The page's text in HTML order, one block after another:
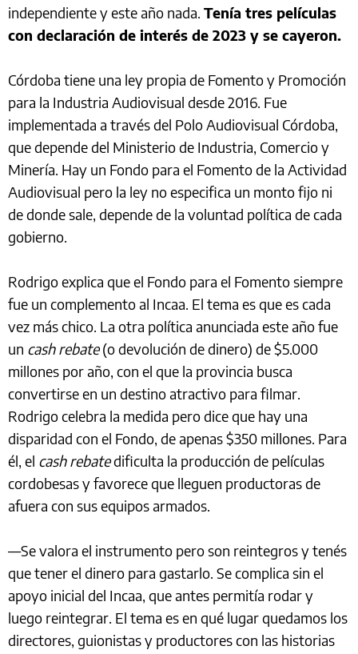
independiente y este año nada. Tenía tres películas
con declaración de interés de 2023 y se cayeron.
Córdoba tiene una ley propia de Fomento y Promoción
para la Industria Audiovisual desde 2016. Fue
implementada a través del Polo Audiovisual Córdoba,
que depende del Ministerio de Industria, Comercio y
Minería. Hay un Fondo para el Fomento de la Actividad
Audiovisual pero la ley no especifica un monto fijo ni
de donde sale, depende de la voluntad política de cada
gobierno.
Rodrigo explica que el Fondo para el Fomento siempre
fue un complemento al Incaa. El tema es que es cada
vez más chico. La otra política anunciada este año fue
un cash rebate(o devolución de dinero) de $5.000
millones por año, con el que la provincia busca
convertirse en un destino atractivo para filmar.
Rodrigo celebra la medida pero dice que hay una
disparidad con el Fondo, de apenas $350 millones. Para
él, el cash rebatedificulta la producción de películas
cordobesas y favorece que lleguen productoras de
afuera con sus equipos armados.
—Se valora el instrumento pero son reintegros y tenés
que tener el dinero para gastarlo. Se complica sin el
apoyo inicial del Incaa, que antes permitía rodar y
luego reintegrar. El tema es en qué lugar quedamos los
directores, guionistas y productores con las historias